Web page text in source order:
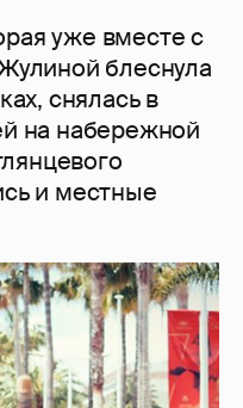
уже вместе с
блеснула
снялась в
на набережной
и местные